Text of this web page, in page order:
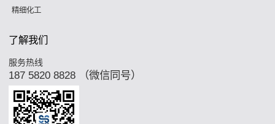
精细化工
了解我们
服务热线
187 5820 8828 （微信同号）